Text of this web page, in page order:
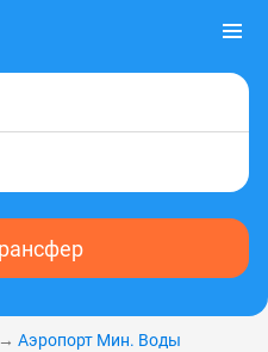
→ Аэропорт Мин. Воды